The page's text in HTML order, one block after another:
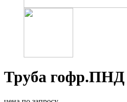
Труба гофр.ПНД